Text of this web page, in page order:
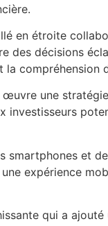
en étroite
décisions
la compréhension
œuvre une
investisseurs
smartphones et
expérience
qui a ajouté